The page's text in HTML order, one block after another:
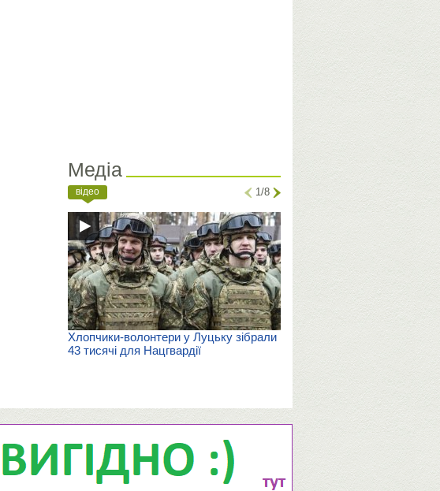
Медіа
відео 1/8
Хлопчики-волонтери у Луцьку зібрали
43 тисячі для Нацгвардії